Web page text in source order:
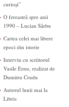
curioși”
O fereastră spre anii
1990 – Lucian Sârbu
Cartea celei mai libere
epoci din istorie
Interviu cu scriitorul
Vasile Ernu, realizat de
Dumitru Crudu
Autorul lunii mai la
Libris